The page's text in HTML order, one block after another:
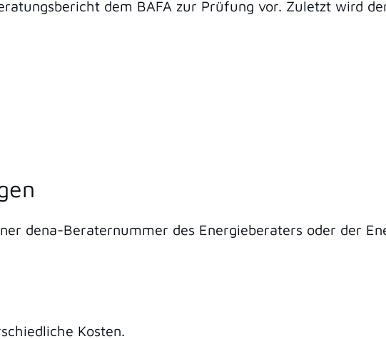
dem BAFA zur Prüfung vor. Zuletzt wird
dena-Beraternummer des Energieberaters oder der
Kosten.